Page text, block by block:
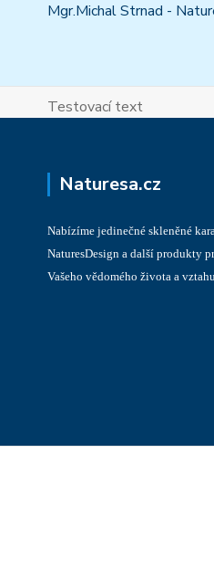
Mgr.Michal Strnad -
Testovací text
Naturesa.cz
Nabízíme jedinečné skleněné
NaturesDesign a další produkty
Vašeho vědomého života a